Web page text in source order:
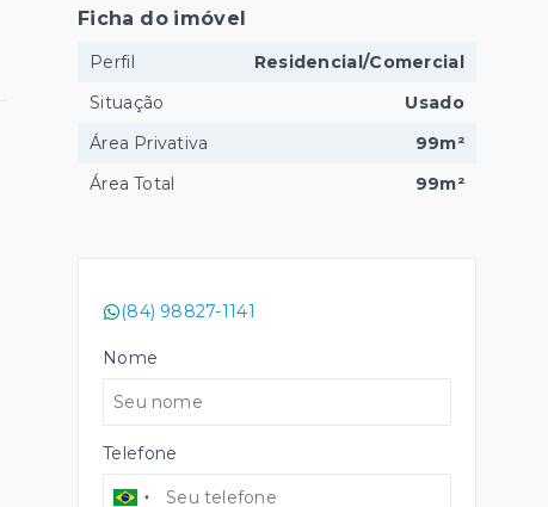
Ficha do imóvel
Perfil
Residencial/Comercial
Situação
Usado
Área Privativa
99m²
Área Total
99m²
(84) 98827-1141
Nome
Telefone